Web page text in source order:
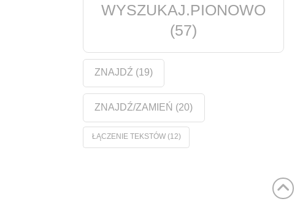
WYSZUKAJ.PIONOWO
(57)
ZNAJDŹ (19)
ZNAJDŹ/ZAMIEŃ (20)
ŁĄCZENIE TEKSTÓW(12)